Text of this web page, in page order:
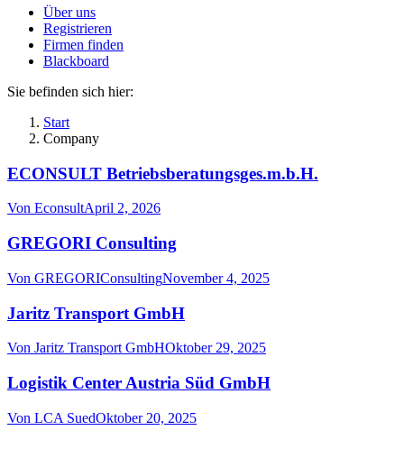
Über uns
Registrieren
Firmen finden
Blackboard
Sie befinden sich hier:
Start
Company
ECONSULT Betriebsberatungsges.m.b.H.
Von EconsultApril 2, 2026
GREGORI Consulting
Von GREGORIConsultingNovember 4, 2025
Jaritz Transport GmbH
Von Jaritz Transport GmbHOktober 29, 2025
Logistik Center Austria Süd GmbH
Von LCA SuedOktober 20, 2025